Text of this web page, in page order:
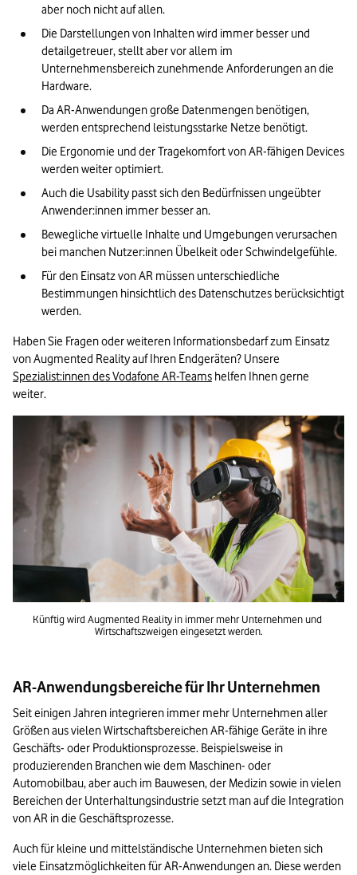
aber noch nicht auf allen.
Die Darstellungen von Inhalten wird immer besser und
detailgetreuer, stellt aber vor allem im
Unternehmensbereich zunehmende Anforderungen an die
Hardware.
Da AR-Anwendungen große Datenmengen benötigen,
werden entsprechend leistungsstarke Netze benötigt.
Die Ergonomie und der Tragekomfort von AR-fähigen Devices
werden weiter optimiert.
Auch die Usability passt sich den Bedürfnissen ungeübter
Anwender:innen immer besser an.
Bewegliche virtuelle Inhalte und Umgebungen verursachen
bei manchen Nutzer:innen Übelkeit oder Schwindelgefühle.
Für den Einsatz von AR müssen unterschiedliche
Bestimmungen hinsichtlich des Datenschutzes berücksichtigt
werden.
Haben Sie Fragen oder weiteren Informationsbedarf zum Einsatz
Spezialist:innen des Vodafone AR-Teams helfen Ihnen gerne
weiter.
Künftig wird Augmented Reality in immer mehr Unternehmen und
Wirtschaftszweigen eingesetzt werden.
AR-Anwendungsbereiche für Ihr Unternehmen
Seit einigen Jahren integrieren immer mehr Unternehmen aller
Größen aus vielen Wirtschaftsbereichen AR-fähige Geräte in ihre
Geschäfts- oder Produktionsprozesse. Beispielsweise in
produzierenden Branchen wie dem Maschinen- oder
Automobilbau, aber auch im Bauwesen, der Medizin sowie in vielen
Bereichen der Unterhaltungsindustrie setzt man auf die Integration
von AR in die Geschäftsprozesse.
Auch für kleine und mittelständische Unternehmen bieten sich
viele Einsatzmöglichkeiten für AR-Anwendungen an. Diese werden